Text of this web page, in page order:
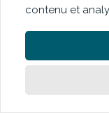
contenu et